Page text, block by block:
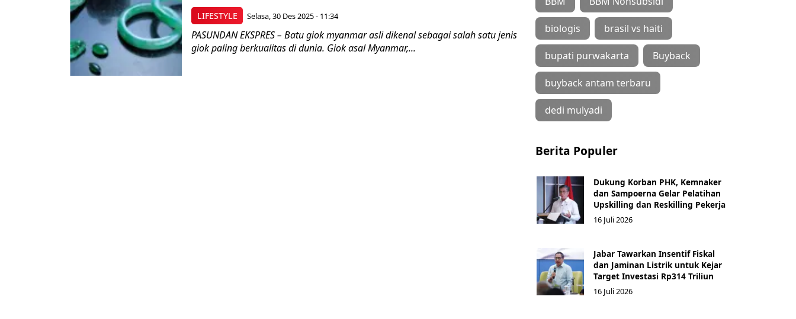
LIFESTYLE Selasa, 30 Des 2025 - 11:34
PASUNDAN EKSPRES – Batu giok myanmar asli dikenal sebagai salah satu jenis
giok paling berkualitas di dunia. Giok asal Myanmar,...
biologis brasil vs haiti
bupati purwakarta Buyback
buyback antam terbaru
dedi mulyadi
Berita Populer
Dukung Korban PHK, Kemnaker
dan Sampoerna Gelar Pelatihan
Upskilling dan Reskilling Pekerja
16 Juli 2026
Jabar Tawarkan Insentif Fiskal
dan Jaminan Listrik untuk Kejar
Target Investasi Rp314 Triliun
16 Juli 2026